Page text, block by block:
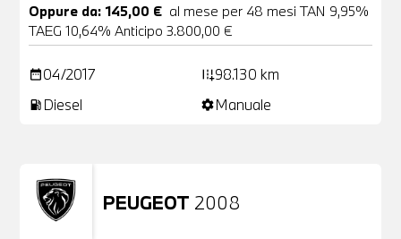
Oppure da: 145,00 € al mese per 48 mesi TAN 9,95%
TAEG 10,64% Anticipo 3.800,00 €
date_range04/2017 add_road98.130 km
local_gas_station Diesel settingsManuale
PEUGEOT 2008
Usato